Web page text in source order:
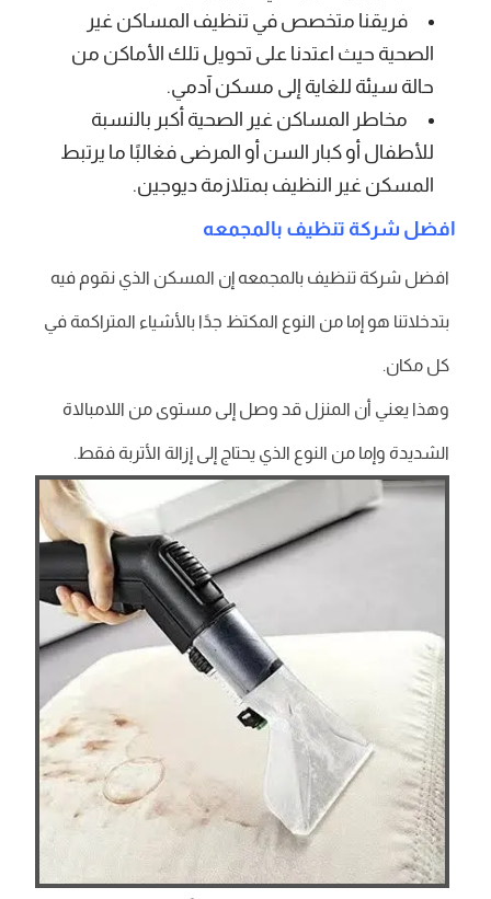
فريقنا متخصص في تنظيف المساكن غير
الصحية حيث اعتدنا على تحويل تلك الأماكن من
حالة سيئة للغاية إلى مسكن آدمي.
مخاطر المساكن غير الصحية أكبر بالنسبة
للأطفال أو كبار السن أو المرضى فغالبًا ما يرتبط
المسكن غير النظيف بمتلازمة ديوجين.
افضل شركة تنظيف بالمجمعه
افضل شركة تنظيف بالمجمعه إن المسكن الذي نقوم فيه
بتدخلاتنا هو إما من النوع المكتظ جدًا بالأشياء المتراكمة في
كل مكان.
وهذا يعني أن المنزل قد وصل إلى مستوى من اللامبالاة
الشديدة وإما من النوع الذي يحتاج إلى إزالة الأتربة فقط.